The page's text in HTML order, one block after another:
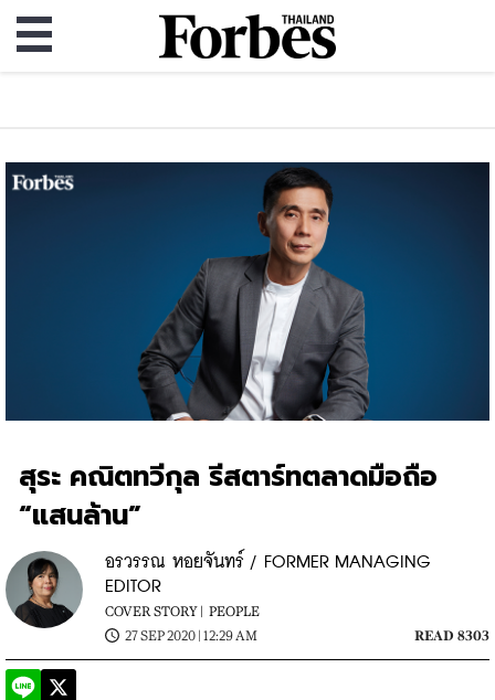
สุระ คณิตทวีกุล รีสตาร์ทตลาดมือถือ
“แสนล้าน”
อรวรรณ หอยจันทร์ / FORMER MANAGING
EDITOR
COVER STORY | PEOPLE
27 SEP 2020 | 12:29 AM
READ 8303